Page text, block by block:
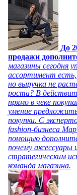
До
продажи
магазины сегодня
ассортимент
но выручка не
роста? В
прямо в чеке
умение
покупки. С
fashion-бизнеса
помощью
почему
стратегическим
команда магазина.